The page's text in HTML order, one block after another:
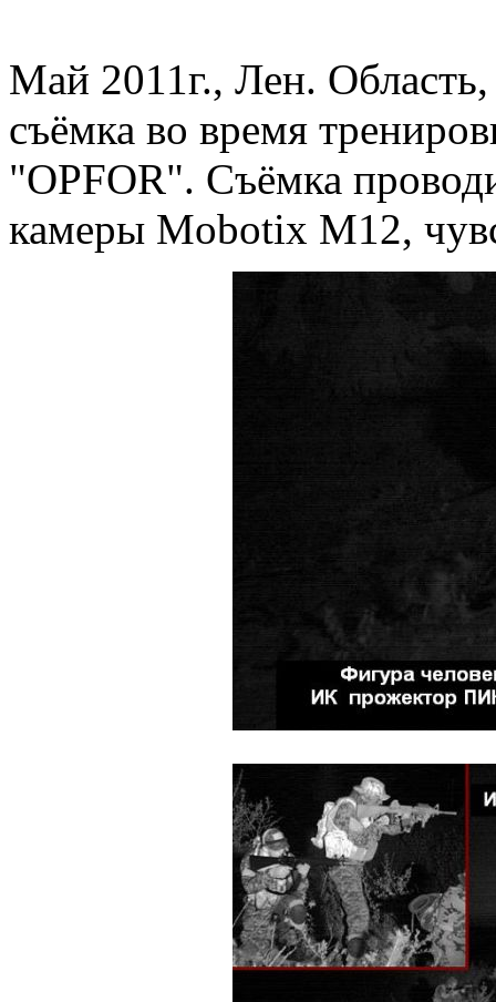
Май 2011г., Лен.
съёмка во время
"OPFOR". Съёмка
камеры Mobotix M12,